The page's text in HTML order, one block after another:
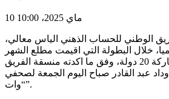
10 ماي 2025، 10:00
الوطني للحساب الذهني الياس معالي،
خلال البطولة التي اقيمت مطلع الشهر
الجاري بتايوان بمشاركة 20 دولة، وفق ما اكدته منسقة الفريق
عبد القادر صباح اليوم الجمعة لصحفي
“وات”.